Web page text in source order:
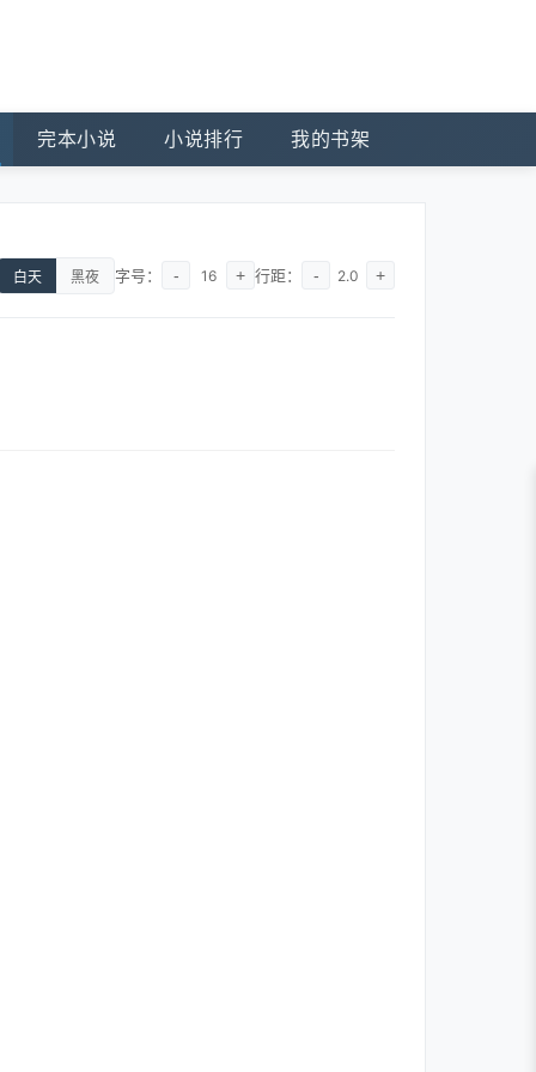
完本小说 小说排行 我的书架
白天 黑夜 字号： - 16 + 行距： - 2.0 +